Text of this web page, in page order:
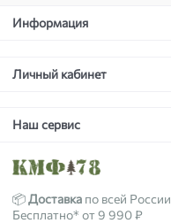
Информация
Личный кабинет
Наш сервис
📦Доставка по всей России
Бесплатно* от 9 990 ₽